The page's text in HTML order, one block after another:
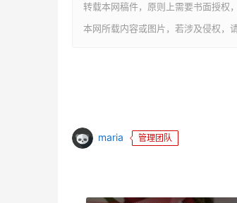
转载本网稿件，原则上需要书面授权
本网所载内容或图片，若涉及侵权，
maria 管理团队